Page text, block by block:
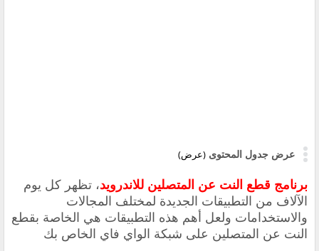
عرض جدول المحتوى (عرض)
برنامج قطع النت عن المتصلين للاندرويد، تظهر كل يوم
الآلاف من التطبيقات الجديدة لمختلف المجالات
والاستخدامات ولعل أهم هذه التطبيقات هي الخاصة بقطع
النت عن المتصلين على شبكة الواي فاي الخاص بك